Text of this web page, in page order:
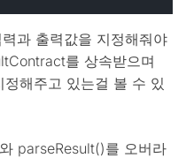
과 출력값을 지정해줘야
를 상속받으며
해주고 있는걸 볼 수 있
parseResult()를 오버라